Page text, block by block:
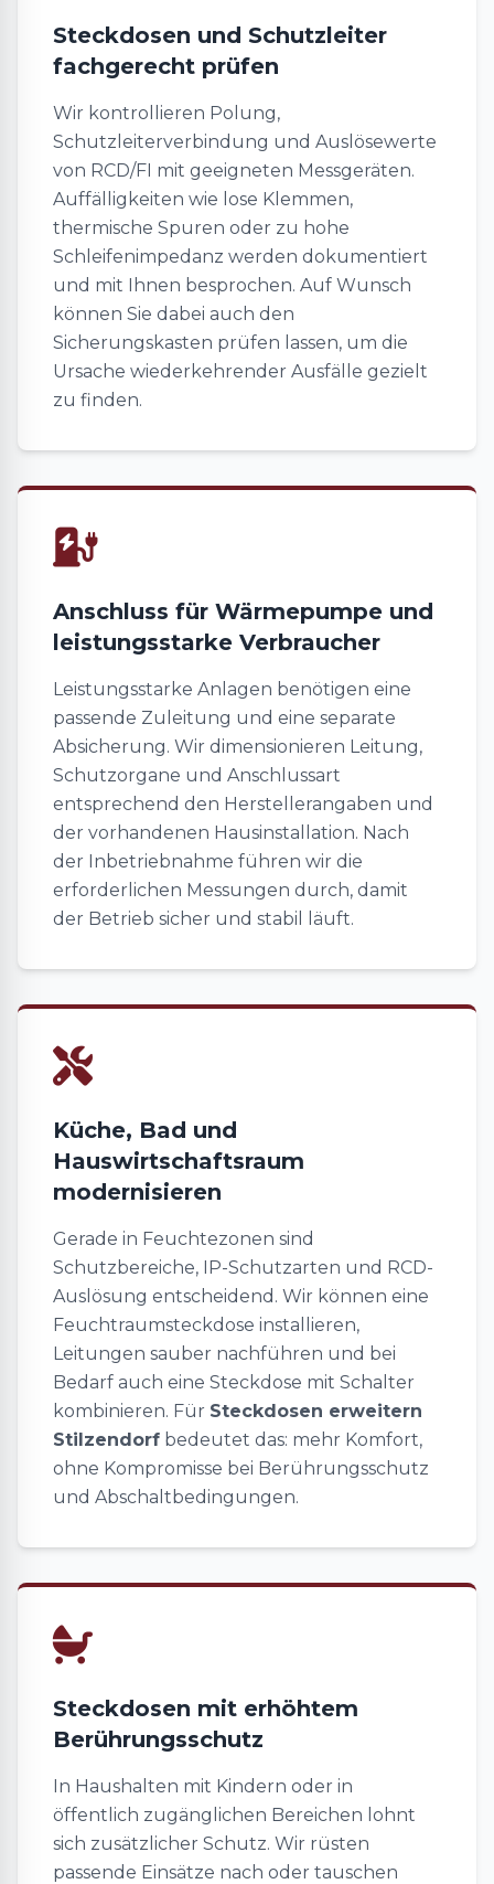
Steckdosen und Schutzleiter
fachgerecht prüfen
Wir kontrollieren Polung,
Schutzleiterverbindung und Auslösewerte
von RCD/FI mit geeigneten Messgeräten.
Auffälligkeiten wie lose Klemmen,
thermische Spuren oder zu hohe
Schleifenimpedanz werden dokumentiert
und mit Ihnen besprochen. Auf Wunsch
können Sie dabei auch den
Sicherungskasten prüfen lassen, um die
Ursache wiederkehrender Ausfälle gezielt
zu finden.
Anschluss für Wärmepumpe und
leistungsstarke Verbraucher
Leistungsstarke Anlagen benötigen eine
passende Zuleitung und eine separate
Absicherung. Wir dimensionieren Leitung,
Schutzorgane und Anschlussart
entsprechend den Herstellerangaben und
der vorhandenen Hausinstallation. Nach
der Inbetriebnahme führen wir die
erforderlichen Messungen durch, damit
der Betrieb sicher und stabil läuft.
Küche, Bad und
Hauswirtschaftsraum
modernisieren
Gerade in Feuchtezonen sind
Schutzbereiche, IP-Schutzarten und RCD-
Auslösung entscheidend. Wir können eine
Feuchtraumsteckdose installieren,
Leitungen sauber nachführen und bei
Bedarf auch eine Steckdose mit Schalter
kombinieren. Für Steckdosen erweitern
Stilzendorf bedeutet das: mehr Komfort,
ohne Kompromisse bei Berührungsschutz
und Abschaltbedingungen.
Steckdosen mit erhöhtem
Berührungsschutz
In Haushalten mit Kindern oder in
öffentlich zugänglichen Bereichen lohnt
sich zusätzlicher Schutz. Wir rüsten
passende Einsätze nach oder tauschen